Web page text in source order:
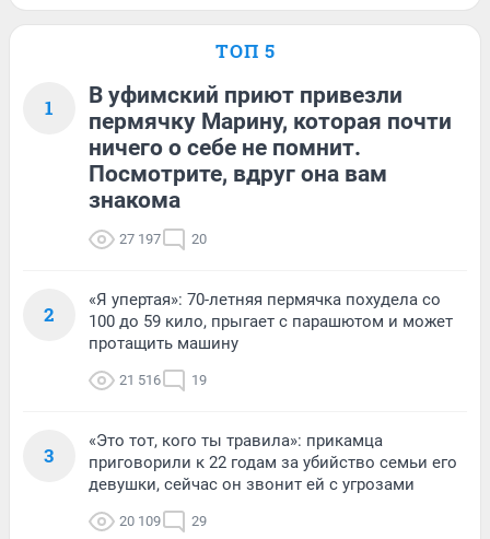
ТОП 5
1
В уфимский приют привезли
пермячку Марину, которая почти
ничего о себе не помнит.
Посмотрите, вдруг она вам
знакома
27 197 20
2
«Я упертая»: 70-летняя пермячка похудела со
100 до 59 кило, прыгает с парашютом и может
протащить машину
21 516 19
3
«Это тот, кого ты травила»: прикамца
приговорили к 22 годам за убийство семьи его
девушки, сейчас он звонит ей с угрозами
20 109 29